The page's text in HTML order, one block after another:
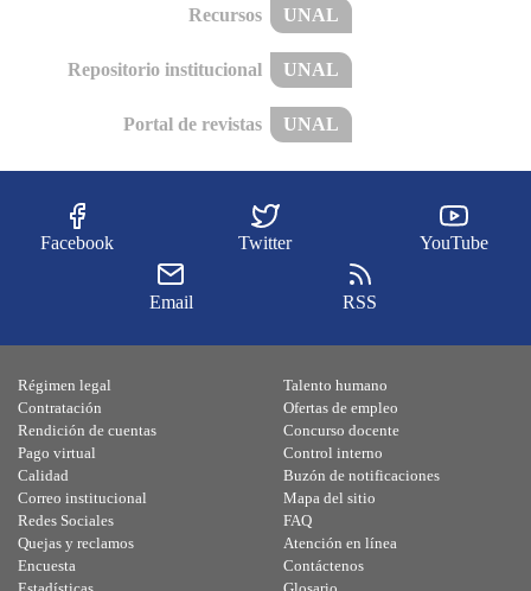
Recursos UNAL
Repositorio institucional UNAL
Portal de revistas UNAL
Facebook Twitter YouTube
Email RSS
Régimen legal
Contratación
Rendición de cuentas
Pago virtual
Calidad
Talento humano
Ofertas de empleo
Concurso docente
Control interno
Buzón de notificaciones
Correo institucional
Redes Sociales
Quejas y reclamos
Encuesta
Mapa del sitio
FAQ
Atención en línea
Contáctenos